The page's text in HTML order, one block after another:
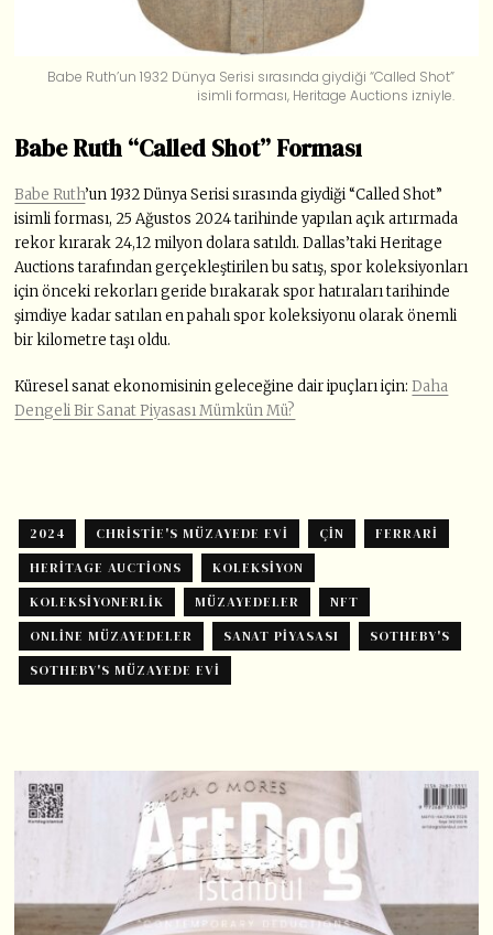
Babe Ruth’un 1932 Dünya Serisi sırasında giydiği “Called Shot”
isimli forması, Heritage Auctions izniyle.
Babe Ruth “Called Shot” Forması
Babe Ruth’un 1932 Dünya Serisi sırasında giydiği “Called Shot”
isimli forması, 25 Ağustos 2024 tarihinde yapılan açık artırmada
rekor kırarak 24,12 milyon dolara satıldı. Dallas’taki Heritage
Auctions tarafından gerçekleştirilen bu satış, spor koleksiyonları
için önceki rekorları geride bırakarak spor hatıraları tarihinde
şimdiye kadar satılan en pahalı spor koleksiyonu olarak önemli
bir kilometre taşı oldu.
Küresel sanat ekonomisinin geleceğine dair ipuçları için:Daha
Dengeli Bir Sanat Piyasası Mümkün Mü?
2024 CHRISTIE'S MÜZAYEDE EVI ÇIN
FERRARI
HERITAGE AUCTIONS
KOLEKSIYON
KOLEKSIYONERLIK
MÜZAYEDELER
NFT
ONLINE MÜZAYEDELER
SANAT PIYASASI
SOTHEBY'S
SOTHEBY'S MÜZAYEDE EVI